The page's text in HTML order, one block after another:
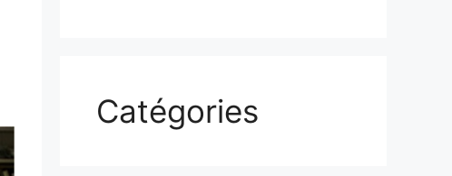
Catégories